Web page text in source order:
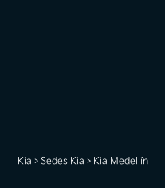
Kia >Sedes Kia > Kia Medellín